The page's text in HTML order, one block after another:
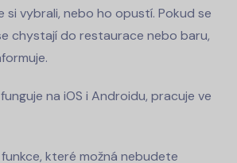
si vybrali, nebo ho opustí. Pokud se
chystají do restaurace nebo baru,
na iOS i Androidu, pracuje ve
funkce, které možná nebudete